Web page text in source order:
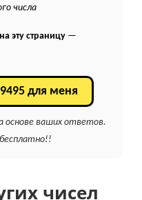
числа
эту страницу —
для меня
основе ваших ответов.
чисел